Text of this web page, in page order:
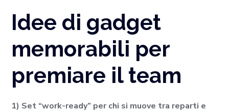
Idee di gadget
memorabili per
premiare il team
1) Set “work-ready” per chi si muove tra reparti e